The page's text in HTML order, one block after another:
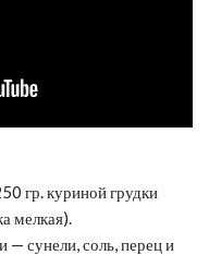
гр. куриной грудки
мелкая).
сунели, соль, перец и